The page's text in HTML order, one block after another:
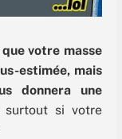
votre masse
estimée, mais
donnera une
surtout si votre